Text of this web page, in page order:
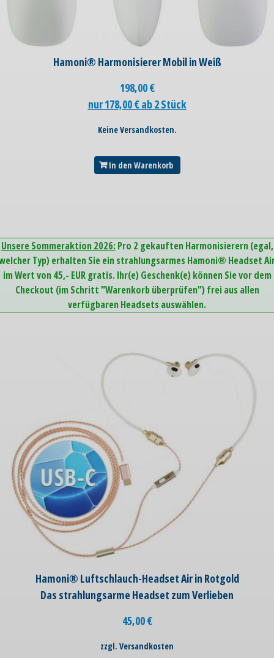
Hamoni® Harmonisierer Mobil in Weiß
198,00€
nur 178,00 € ab 2 Stück
Keine Versandkosten.
In den Warenkorb
Unsere Sommeraktion 2026: Pro 2 gekauften Harmonisierern (egal,
Typ) erhalten Sie ein strahlungsarmes Hamoni® Headset
im Wert von 45,- EUR gratis. Ihr(e) Geschenk(e) können Sie vor dem
Checkout (im Schritt "Warenkorb überprüfen") frei aus allen
verfügbaren Headsets auswählen.
Hamoni® Luftschlauch-Headset Air in Rotgold
Das strahlungsarme Headset zum Verlieben
45,00€
zzgl. Versandkosten